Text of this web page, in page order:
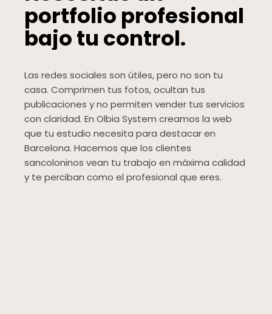
portfolio profesional
bajo tu control.
Las redes sociales son útiles, pero no son tu
casa. Comprimen tus fotos, ocultan tus
publicaciones y no permiten vender tus servicios
con claridad. En Olbia System creamos la web
que tu estudio necesita para destacar en
Barcelona. Hacemos que los clientes
sancoloninos vean tu trabajo en máxima calidad
y te perciban como el profesional que eres.